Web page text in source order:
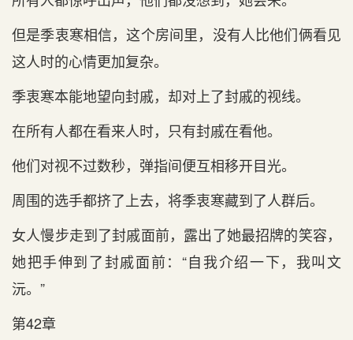
但是季衷寒相信，这个房间里，没有人比他们俩看见
这人时的心情更加复杂。
季衷寒本能地望向封戚，却对上了封戚的视线。
在所有人都在看来人时，只有封戚在看他。
他们对视不过数秒，弹指间便互相移开目光。
周围的选手都挤了上去，将季衷寒藏到了人群后。
女人慢步走到了封戚面前，露出了她最招牌的笑容，
她把手伸到了封戚面前：“自我介绍一下，我叫文
沅。”
第42章